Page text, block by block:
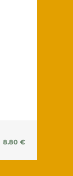
8.80 €